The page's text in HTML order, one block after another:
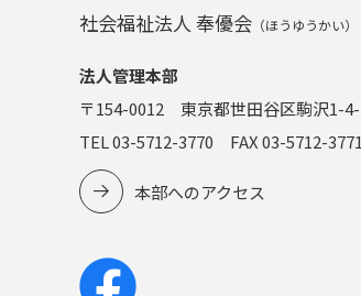
社会福祉法人 奉優会 （ほうゆうかい）
法人管理本部
〒154-0012 東京都世田谷区駒沢1-
TEL 03-5712-3770 FAX 03-5712-3771
本部へのアクセス